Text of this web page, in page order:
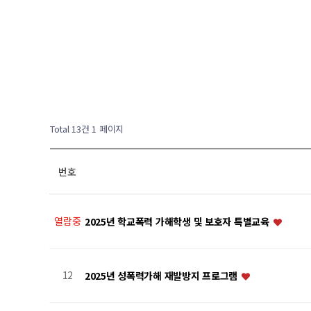
Total 13건 1 페이지
번호
열람중 2025년 학교폭력 가해학생 및 보호자 특별교육
12 2025년 성폭력가해 재발방지 프로그램